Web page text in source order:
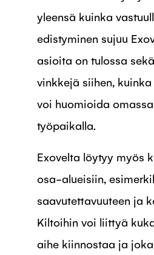
yleensä kuinka
edistyminen sujuu
asioita on tulossa
vinkkejä siihen,
voi huomioida
työpaikalla.
Exovelta löytyy myös
osa-alueisiin,
saavutettavuuteen ja
Kiltoihin voi liittyä
aihe kiinnostaa ja